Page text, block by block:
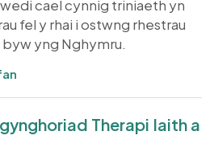
cael cynnig triniaeth yn
fel y rhai i ostwng rhestrau
yng Nghymru.
Therapi Iaith a